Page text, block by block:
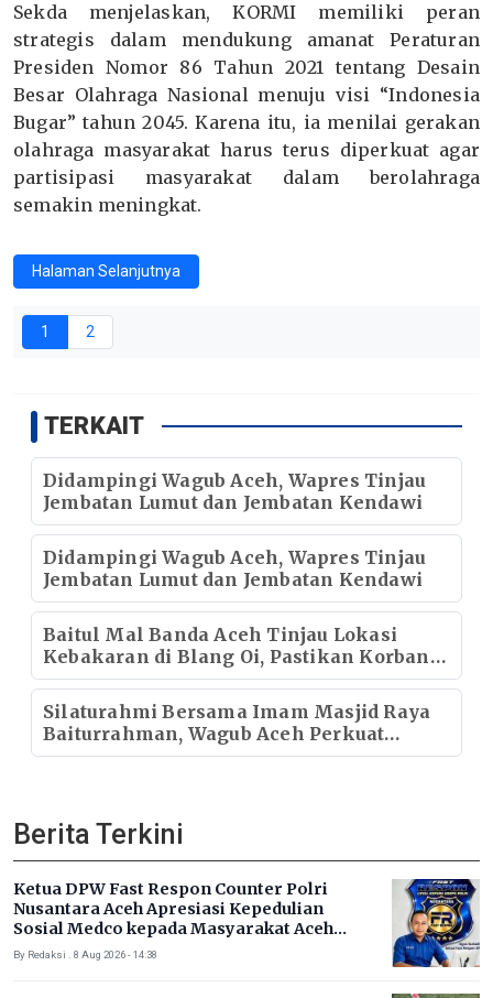
Sekda menjelaskan, KORMI memiliki peran
strategis dalam mendukung amanat Peraturan
Presiden Nomor 86 Tahun 2021 tentang Desain
Besar Olahraga Nasional menuju visi “Indonesia
Bugar” tahun 2045. Karena itu, ia menilai gerakan
olahraga masyarakat harus terus diperkuat agar
partisipasi masyarakat dalam berolahraga
semakin meningkat.
Halaman Selanjutnya
1 2
TERKAIT
Didampingi Wagub Aceh, Wapres Tinjau
Jembatan Lumut dan Jembatan Kendawi
Didampingi Wagub Aceh, Wapres Tinjau
Jembatan Lumut dan Jembatan Kendawi
Baitul Mal Banda Aceh Tinjau Lokasi
Kebakaran di Blang Oi, Pastikan Korban
Mendapat Dukungan Kebutuhan Pokok
Silaturahmi Bersama Imam Masjid Raya
Baiturrahman, Wagub Aceh Perkuat
Sinergi dengan Ulama
Berita Terkini
Ketua DPW Fast Respon Counter Polri
Nusantara Aceh Apresiasi Kepedulian
Sosial Medco kepada Masyarakat Aceh
Timur
By Redaksi . 8 Aug 2026 - 14:38